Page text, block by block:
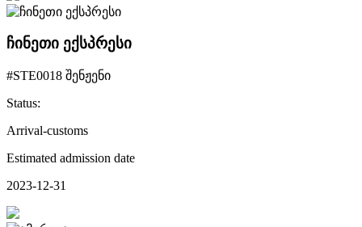
ჩინეთი ექსპრესი
#STE0018 შენჟენი
Status:
Arrival-customs
Estimated admission date
2023-12-31